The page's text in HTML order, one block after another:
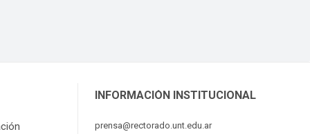
INFORMACIÓN INSTITUCIONAL
prensa@rectorado.unt.edu.ar